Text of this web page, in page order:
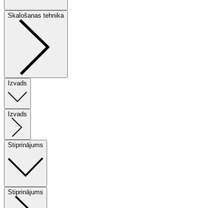
Skalošanas tehnika
Izvads
Izvads
Stiprinājums
Stiprinājums